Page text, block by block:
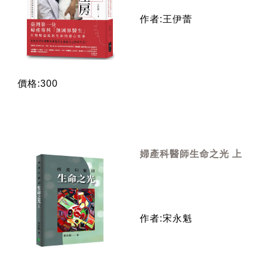
作者:王伊蕾
價格:300
婦產科醫師生命之光 上
作者:宋永魁